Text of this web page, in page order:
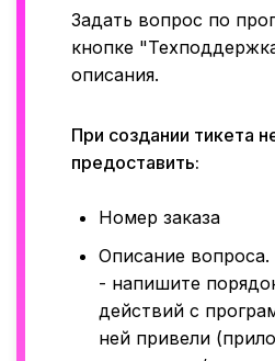
Задать вопрос по
кнопке
описания.
При создании тикета
предоставить:
Номер заказа
Описание
- напишите
действий с
ней привели